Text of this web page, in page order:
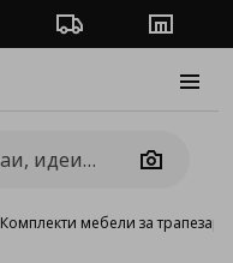
Проследяване на
Camera
Комплекти мебели за